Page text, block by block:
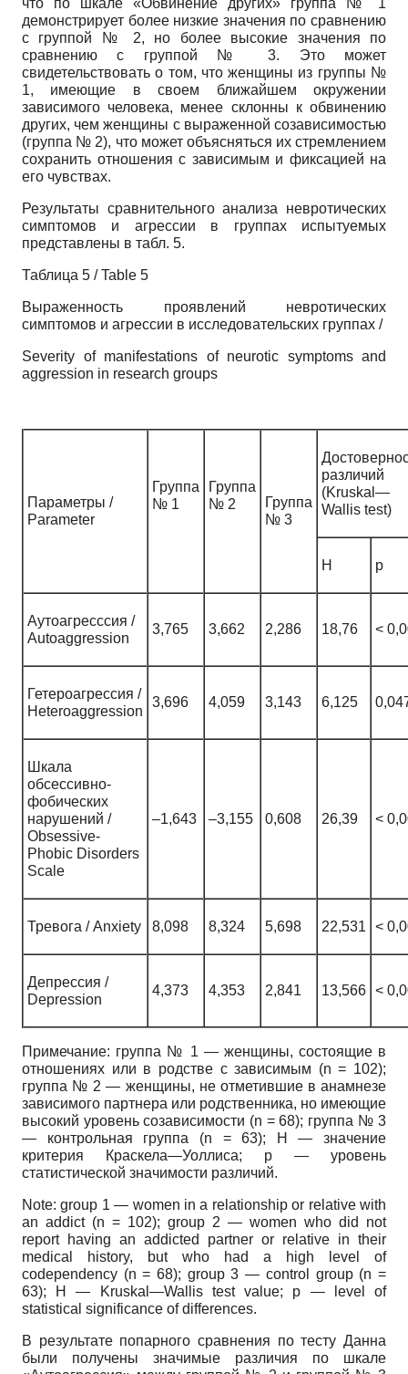
что по шкале «Обвинение других» группа № 1
демонстрирует более низкие значения по сравнению
с группой № 2, но более высокие значения по
сравнению с группой № 3. Это может
свидетельствовать о том, что женщины из группы №
1, имеющие в своем ближайшем окружении
зависимого человека, менее склонны к обвинению
других, чем женщины с выраженной созависимостью
(группа № 2), что может объясняться их стремлением
сохранить отношения с зависимым и фиксацией на
его чувствах.
Результаты сравнительного анализа невротических
симптомов и агрессии в группах испытуемых
представлены в табл. 5.
Таблица 5 / Table 5
Выраженность проявлений невротических
симптомов и агрессии в исследовательских группах /
Severity of manifestations of neurotic symptoms and
aggression in research groups
Параметры /
Parameter
Группа
№ 1
Группа
№ 2
Группа
№ 3
различий
(Kruskal—
Wallis test)
H p
Аутоагресссия /
Autoaggression
3,765 3,662 2,286 18,76 <
Гетероагрессия /
Heteroaggression
3,696 4,059 3,143 6,125
Шкала
обсессивно-
фобических
нарушений /
Obsessive-
Phobic Disorders
Scale
–1,643 –3,155 0,608 26,39 <
Тревога / Anxiety 8,098 8,324 5,698 22,531 <
Депрессия /
Depression
4,373 4,353 2,841 13,566 <
Примечание: группа № 1 — женщины, состоящие в
отношениях или в родстве с зависимым (n = 102);
группа № 2 — женщины, не отметившие в анамнезе
зависимого партнера или родственника, но имеющие
высокий уровень созависимости (n = 68); группа № 3
— контрольная группа (n = 63); H — значение
критерия Краскела—Уоллиса; p — уровень
статистической значимости различий.
Note: group 1 — women in a relationship or relative with
an addict (n = 102); group 2 — women who did not
report having an addicted partner or relative in their
medical history, but who had a high level of
codependency (n = 68); group 3 — control group (n =
63); H — Kruskal—Wallis test value; p — level of
statistical significance of differences.
В результате попарного сравнения по тесту Данна
были получены значимые различия по шкале